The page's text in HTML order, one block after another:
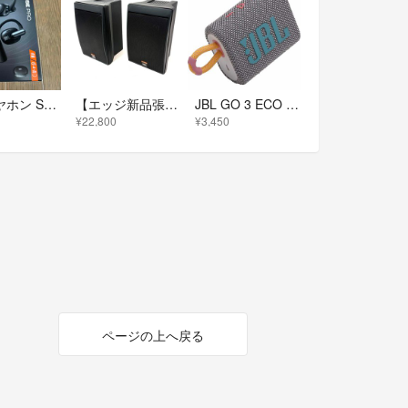
JBL イヤホン SENSE PRO BLACK 【エッジ新品張替え済み】JBL Control 5 2WAY モニタースピーカー
¥22,800
JBL GO 3 ECO WHITE ポータブルウォータープルーフスピーカー
¥3,450
ページの上へ戻る